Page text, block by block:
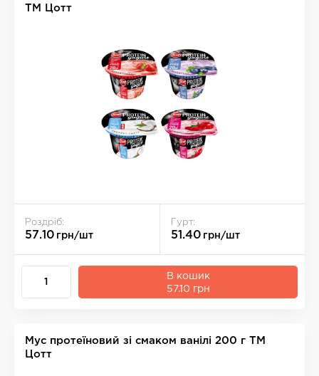
ТМ Цотт
Роздріб:
57.10 грн/шт
Гурт:
51.40 грн/шт
В кошик
57.10 грн
Мус протеїновий зі смаком ванілі 200 г ТМ
Цотт